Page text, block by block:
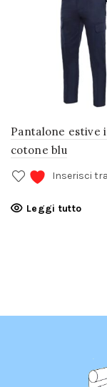
Pantalone estive
cotone blu
Inserisci
Leggi tutto